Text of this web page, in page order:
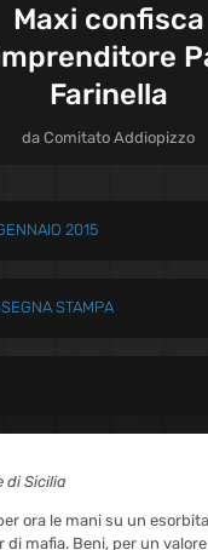
Maxi confisca
Farinella
daComitato Addiopizzo
2015
STAMPA
di Sicilia
ora le mani su un
di mafia. Beni, per un